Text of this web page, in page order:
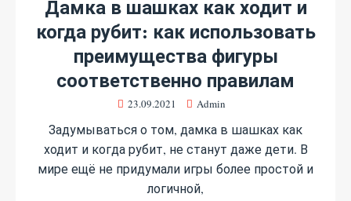
Дамка в шашках как ходит и
когда рубит: как использовать
преимущества фигуры
соответственно правилам
23.09.2021 Admin
Задумываться о том, дамка в шашках как
ходит и когда рубит, не станут даже дети. В
мире ещё не придумали игры более простой и
логичной,